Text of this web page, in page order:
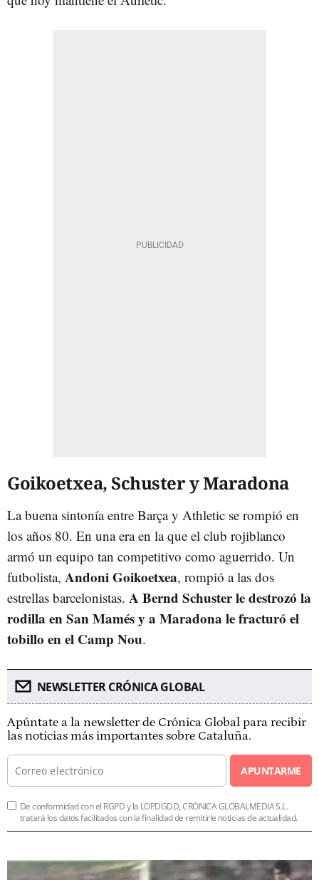
Goikoetxea, Schuster y Maradona
La buena sintonía entre Barça y Athletic se rompió en
los años 80. En una era en la que el club rojiblanco
armó un equipo tan competitivo como aguerrido. Un
futbolista, Andoni Goikoetxea, rompió a las dos
estrellas barcelonistas. A Bernd Schuster le destrozó la
rodilla en San Mamés y a Maradona le fracturó el
tobillo en el Camp Nou.
NEWSLETTER CRÓNICA GLOBAL
Apúntate a la newsletter de Crónica Global para recibir
las noticias más importantes sobre Cataluña.
APUNTARME
De conformidad con el RGPD y la LOPDGDD, CRÓNICA GLOBALMEDIA S.L.
tratará los datos facilitados con la finalidad de remitirle noticias de actualidad.